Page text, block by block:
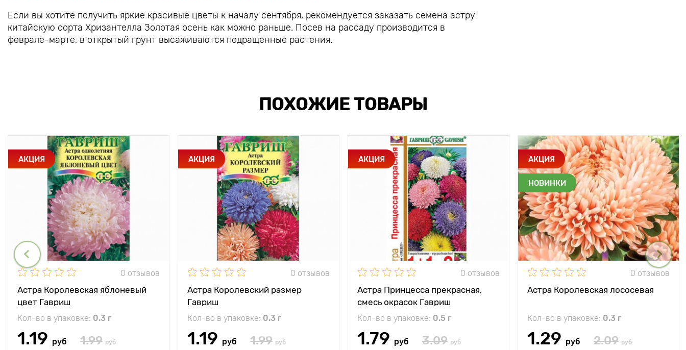
Если вы хотите получить яркие красивые цветы к началу сентября, рекомендуется заказать семена астру
китайскую сорта Хризантелла Золотая осень как можно раньше. Посев на рассаду производится в
феврале-марте, в открытый грунт высаживаются подращенные растения.
ПОХОЖИЕ ТОВАРЫ
АКЦИЯ
0 отзывов
Астра Королевская яблоневый
цвет Гавриш
Кол-во в упаковке: 0.3 г
1.19 руб 1.99 руб
АКЦИЯ
0 отзывов
Астра Королевский размер
Гавриш
Кол-во в упаковке: 0.3 г
1.19 руб 1.99 руб
АКЦИЯ
0 отзывов
Астра Принцесса прекрасная,
смесь окрасок Гавриш
Кол-во в упаковке: 0.5 г
1.79 руб 3.09 руб
АКЦИЯ
НОВИНКИ
0 отзывов
Астра Королевская лососевая
Кол-во в упаковке: 0.3 г
1.29 руб 2.09 руб